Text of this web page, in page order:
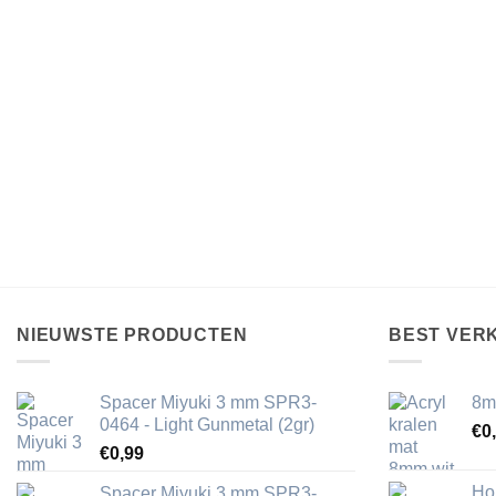
NIEUWSTE PRODUCTEN
Spacer Miyuki 3 mm SPR3-
0464 - Light Gunmetal (2gr)
€0,99
BEST
€